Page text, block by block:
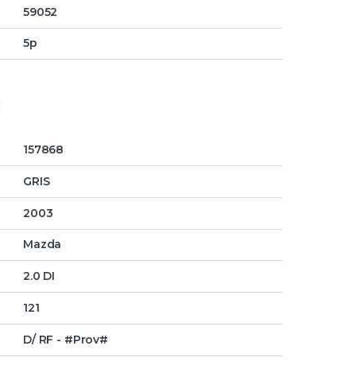
59052
5p
157868
GRIS
2003
Mazda
2.0 DI
121
D/ RF - #Prov#